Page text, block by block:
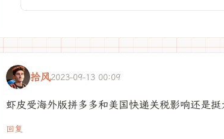
拾风2023-09-13 00:09
虾皮受海外版拼多多和美国快递关税影响还是
回复